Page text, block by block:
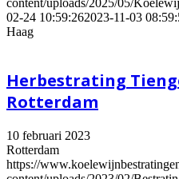
content/uploads/2025/05/
02-24 10:59:262023-11-03
Haag
Herbestrating
Rotterdam
10 februari 2023
Rotterdam
https://